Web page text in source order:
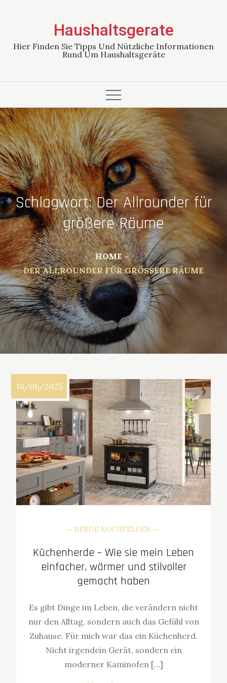
Haushaltsgerate
Hier Finden Sie Tipps Und Nützliche Informationen
Rund Um Haushaltsgeräte
Schlagwort:Der Allrounder für
größere Räume
HOME
DER ALLROUNDER FÜR GRÖSSERE RÄUME
18/06/2025
HERDE KOCHFELDER
Küchenherde – Wie sie mein Leben
einfacher, wärmer und stilvoller
gemacht haben
Es gibt Dinge im Leben, die verändern nicht
nur den Alltag, sondern auch das Gefühl von
Zuhause. Für mich war das ein Küchenherd.
Nicht irgendein Gerät, sondern ein
moderner Kaminofen […]